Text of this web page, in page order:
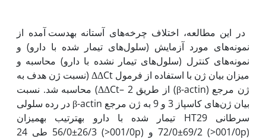
در این مطالعه، اختلاف چرخه‌های آستانه به‫دست آمده از
نمونه‌های مورد آزمایش (سلول‌های تیمار شده با دارو) و
نمونه‌های کنترل (سلول‌های تیمار نشده با دارو) محاسبه و
میزان بیان ژن با استفاده از فرمول ΔΔCt (نسبت ژن‌ هدف به
ژن مرجع (β-actin) از طریق 2 –ΔΔCt) محاسبه شد. نسبت
بیان ژن‌های کاسپاز 3 و 9 به ژن مرجع β-actin در رده سلولی
سرطانی HT29 تیمار شده با دارو به‫ترتیب به‫میزان
(001/0p<) 72/0±69/2 و (001/0p<) 56/0±26/3 طی 24